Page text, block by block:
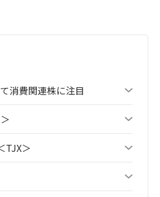
消費関連株に注目
TJX＞